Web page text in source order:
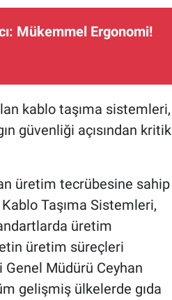
Mükemmel Ergonomi!
kablo taşıma sistemleri,
güvenliği açısından kritik
üretim tecrübesine sahip
Taşıma Sistemleri,
üretim
üretim süreçleri
Genel Müdürü Ceyhan
gelişmiş ülkelerde gıda